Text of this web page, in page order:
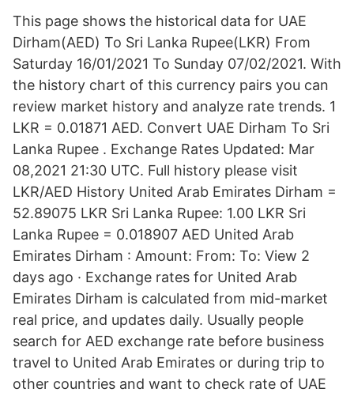
This page shows the historical data for UAE
Dirham(AED) To Sri Lanka Rupee(LKR) From
Saturday 16/01/2021 To Sunday 07/02/2021. With
the history chart of this currency pairs you can
review market history and analyze rate trends. 1
LKR = 0.01871 AED. Convert UAE Dirham To Sri
Lanka Rupee . Exchange Rates Updated: Mar
08,2021 21:30 UTC. Full history please visit
LKR/AED History United Arab Emirates Dirham =
52.89075 LKR Sri Lanka Rupee: 1.00 LKR Sri
Lanka Rupee = 0.018907 AED United Arab
Emirates Dirham : Amount: From: To: View 2
days ago · Exchange rates for United Arab
Emirates Dirham is calculated from mid-market
real price, and updates daily. Usually people
search for AED exchange rate before business
travel to United Arab Emirates or during trip to
other countries and want to check rate of UAE